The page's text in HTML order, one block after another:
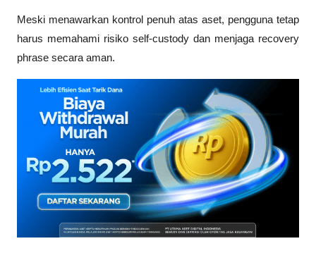
Meski menawarkan kontrol penuh atas aset, pengguna tetap
harus memahami risiko self-custody dan menjaga recovery
phrase secara aman.